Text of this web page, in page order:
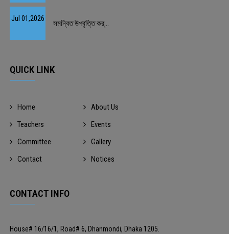
Jul 01,2026
সমন্বিত উপবৃত্তি কর্...
QUICK LINK
Home
About Us
Teachers
Events
Committee
Gallery
Contact
Notices
CONTACT INFO
House# 16/16/1, Road# 6, Dhanmondi, Dhaka 1205.